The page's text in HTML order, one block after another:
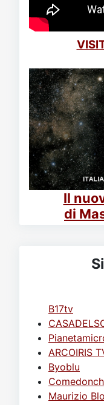
Il
di
B17tv
ARCOIRIS
Byoblu
Maurizio